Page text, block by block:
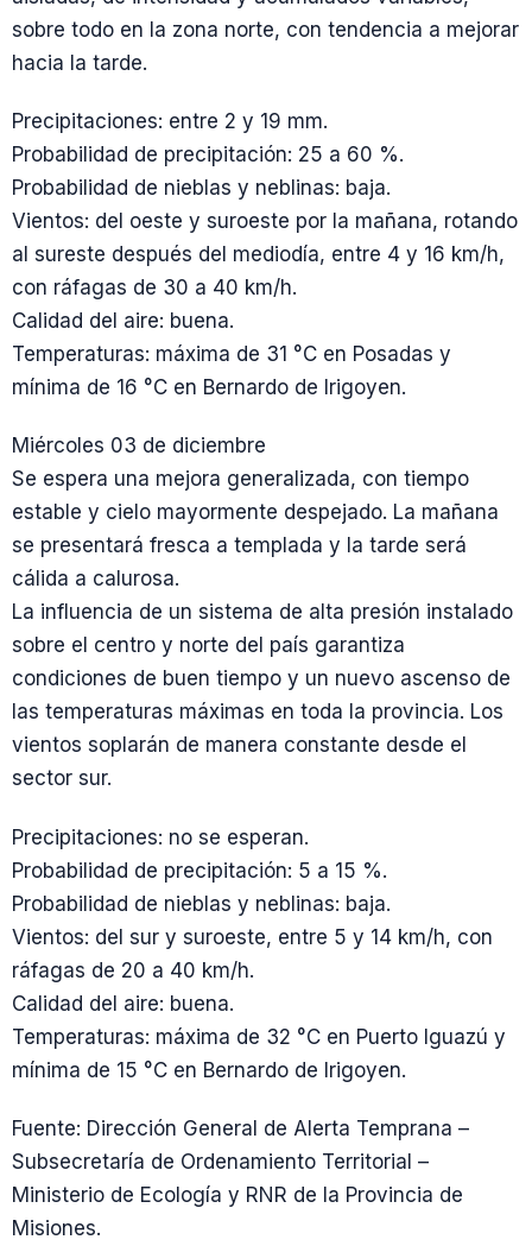
sobre todo en la zona norte, con tendencia a mejorar
hacia la tarde.
Precipitaciones: entre 2 y 19 mm.
Probabilidad de precipitación: 25 a 60 %.
Probabilidad de nieblas y neblinas: baja.
Vientos: del oeste y suroeste por la mañana, rotando
al sureste después del mediodía, entre 4 y 16 km/h,
con ráfagas de 30 a 40 km/h.
Calidad del aire: buena.
Temperaturas: máxima de 31 °C en Posadas y
mínima de 16 °C en Bernardo de Irigoyen.
Miércoles 03 de diciembre
Se espera una mejora generalizada, con tiempo
estable y cielo mayormente despejado. La mañana
se presentará fresca a templada y la tarde será
cálida a calurosa.
La influencia de un sistema de alta presión instalado
sobre el centro y norte del país garantiza
condiciones de buen tiempo y un nuevo ascenso de
las temperaturas máximas en toda la provincia. Los
vientos soplarán de manera constante desde el
sector sur.
Precipitaciones: no se esperan.
Probabilidad de precipitación: 5 a 15 %.
Probabilidad de nieblas y neblinas: baja.
Vientos: del sur y suroeste, entre 5 y 14 km/h, con
ráfagas de 20 a 40 km/h.
Calidad del aire: buena.
Temperaturas: máxima de 32 °C en Puerto Iguazú y
mínima de 15 °C en Bernardo de Irigoyen.
Fuente: Dirección General de Alerta Temprana –
Subsecretaría de Ordenamiento Territorial –
Ministerio de Ecología y RNR de la Provincia de
Misiones.